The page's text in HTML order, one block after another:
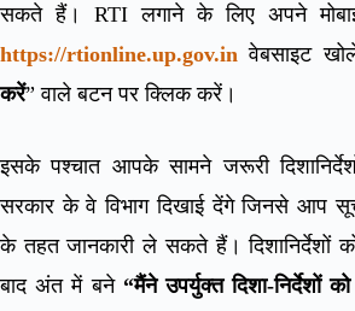
सकते हैं। RTI लगाने के लिए अपने
https://rtionline.up.gov.in वेबसाइट
करें” वाले बटन पर क्लिक करें।
इसके पश्चात आपके सामने जरूरी
सरकार के वे विभाग दिखाई देंगे जिनसे आप
के तहत जानकारी ले सकते हैं।
बाद अंत में बने “मैंने उपर्युक्त दिशा-निर्देशों